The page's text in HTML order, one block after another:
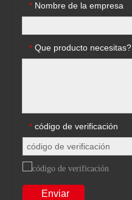
* Nombre de la empresa
* Que producto necesitas?
* código de verificación
Enviar